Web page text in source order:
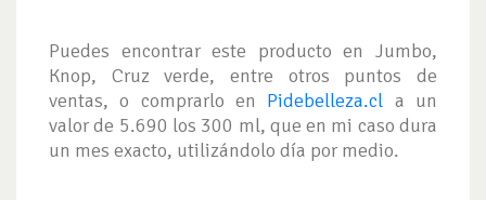
Puedes encontrar este producto en Jumbo,
Knop, Cruz verde, entre otros puntos de
ventas, o comprarlo en Pidebelleza.cl a un
valor de 5.690 los 300 ml, que en mi caso dura
un mes exacto, utilizándolo día por medio.